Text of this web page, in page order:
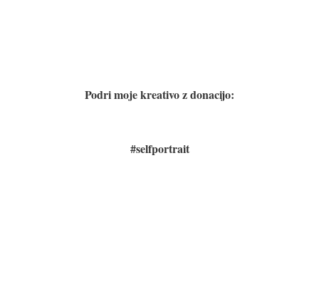
Podri moje kreativo z donacijo:
#selfportrait